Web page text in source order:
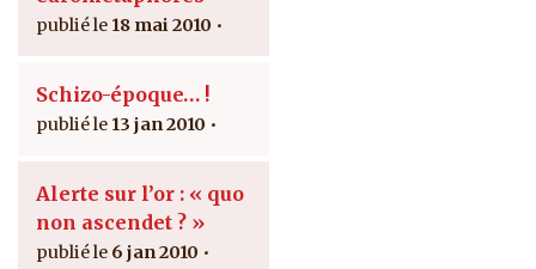
18 mai 2010
Schizo-époque… !
13 jan 2010
Alerte sur l’or : « quo
non ascendet ? »
6 jan 2010